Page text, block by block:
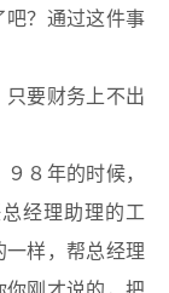
吧？通过这件事
要财务上不出
８年的时候，
经理助理的工
样，帮总经理